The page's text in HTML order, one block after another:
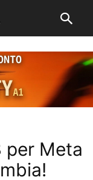
per Meta